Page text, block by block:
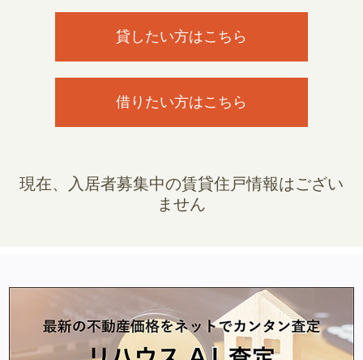
貸したい方はこちら
借りたい方はこちら
現在、入居者募集中の賃貸住戸情報はござい
ません